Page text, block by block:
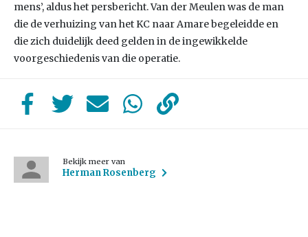
mens’, aldus het persbericht. Van der Meulen was de man
die de verhuizing van het KC naar Amare begeleidde en
die zich duidelijk deed gelden in de ingewikkelde
voorgeschiedenis van die operatie.
Bekijk meer van
Herman Rosenberg